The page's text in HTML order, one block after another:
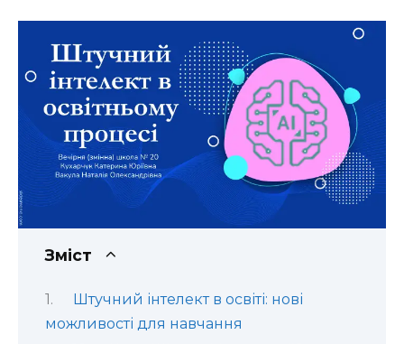
Зміст
Штучний інтелект в освіті: нові
можливості для навчання